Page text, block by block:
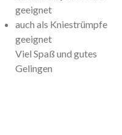
geeignet
auch als Kniestrümpfe
geeignet
Viel Spaß und gutes
Gelingen